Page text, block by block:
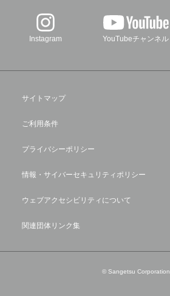
Instagram YouTubeチャンネル
サイトマップ
ご利用条件
プライバシーポリシー
情報・サイバーセキュリティポリシー
ウェブアクセシビリティについて
関連団体リンク集
© Sangetsu Corporation